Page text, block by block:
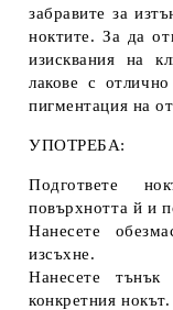
забравите за
ноктите. За да
изисквания на
лакове с
пигментация на
УПОТРЕБА:
Подгответе
повърхнотта й и
Нанесете
изсъхне.
Нанесете
конкретния нокът.